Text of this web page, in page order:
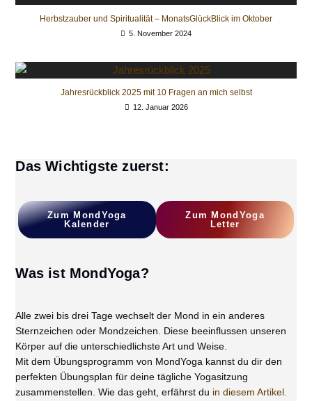
Herbstzauber und Spiritualität – MonatsGlückBlick im Oktober
5. November 2024
Jahresrückblick 2025 mit 10 Fragen an mich selbst
12. Januar 2026
Das Wichtigste zuerst:
Zum MondYoga
Kalender
ZUm MondYoga
LEtter
Was ist MondYoga?
Alle zwei bis drei Tage wechselt der Mond in ein anderes
Sternzeichen oder Mondzeichen. Diese beeinflussen unseren
Körper auf die unterschiedlichste Art und Weise.
Mit dem Übungsprogramm von MondYoga kannst du dir den
perfekten Übungsplan für deine tägliche Yogasitzung
zusammenstellen. Wie das geht, erfährst du in diesem Artikel.